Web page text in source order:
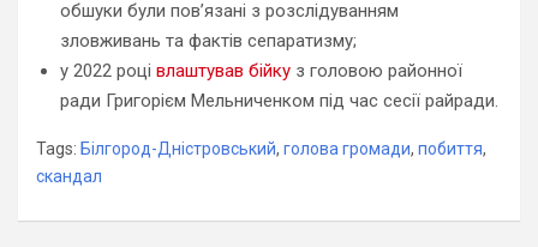
обшуки були пов’язані з розслідуванням
зловживань та фактів сепаратизму;
у 2022 році влаштував бійку з головою районної
ради Григорієм Мельниченком під час сесії райради.
Tags: Білгород-Дністровський, голова громади, побиття,
скандал